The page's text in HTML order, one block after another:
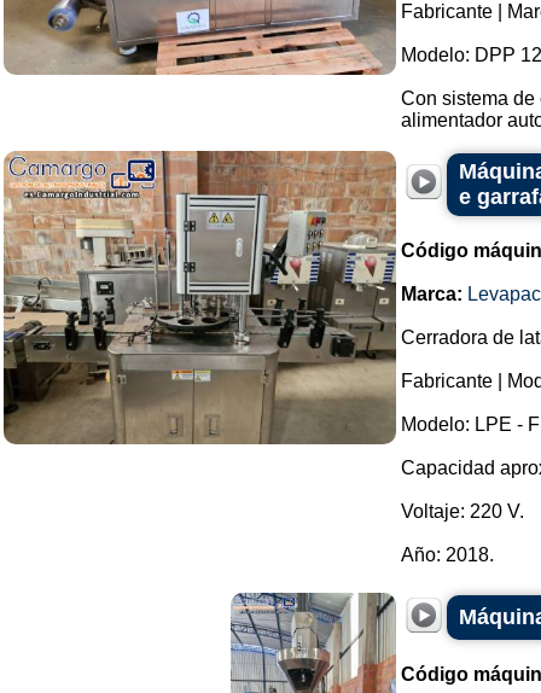
Fabricante |
Modelo: DPP
Con sistema de
alimentador
e
Código
Marca:
Cerradora de
Fabricante |
Modelo: LPE -
Capacidad
Voltaje: 220 V.
Año: 2018.
Código